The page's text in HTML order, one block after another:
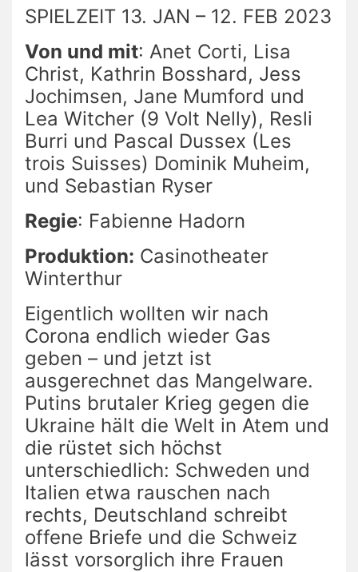
SPIELZEIT 13. JAN – 12. FEB 2023
Von und mit: Anet Corti, Lisa
Christ, Kathrin Bosshard, Jess
Jochimsen, Jane Mumford und
Lea Witcher (9 Volt Nelly), Resli
Burri und Pascal Dussex (Les
trois Suisses) Dominik Muheim,
und Sebastian Ryser
Regie: Fabienne Hadorn
Produktion: Casinotheater
Winterthur
Eigentlich wollten wir nach
Corona endlich wieder Gas
geben – und jetzt ist
ausgerechnet das Mangelware.
Putins brutaler Krieg gegen die
Ukraine hält die Welt in Atem und
die rüstet sich höchst
unterschiedlich: Schweden und
Italien etwa rauschen nach
rechts, Deutschland schreibt
offene Briefe und die Schweiz
lässt vorsorglich ihre Frauen